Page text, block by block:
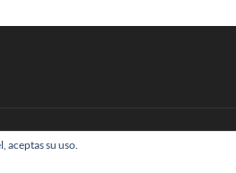
| © Todos los derechos reservados
aceptas su uso.